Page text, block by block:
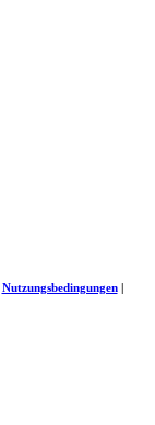
Nutzungsbedingungen|